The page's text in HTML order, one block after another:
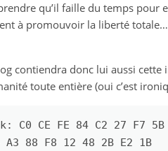
qu’il faille du temps pour
à promouvoir la liberté
contiendra donc lui aussi
toute entière (oui c’est
C0 CE FE 84 C2 27 F7
A3 88 F8 12 48 2B E2 1B